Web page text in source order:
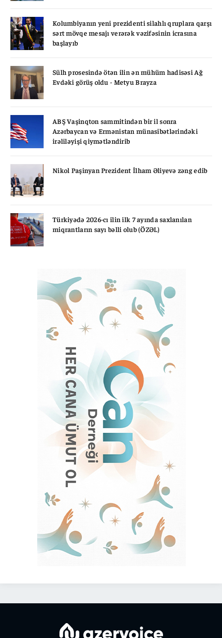
Kolumbiyanın yeni prezidenti silahlı qruplara qarşı
sərt mövqe mesajı verərək vəzifəsinin icrasına
başlayıb
Sülh prosesində ötən ilin ən mühüm hadisəsi Ağ
Evdəki görüş oldu - Metyu Brayza
ABŞ Vaşinqton sammitindən bir il sonra
Azərbaycan və Ermənistan münasibətlərindəki
irəliləyişi qiymətləndirib
Nikol Paşinyan Prezident İlham Əliyevə zəng edib
Türkiyədə 2026-cı ilin ilk 7 ayında saxlanılan
miqrantların sayı bəlli olub (ÖZƏL)